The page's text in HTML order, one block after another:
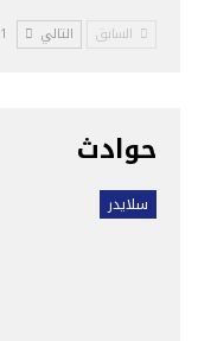
السابق التالي 1 من 50
حوادث
سلايدر